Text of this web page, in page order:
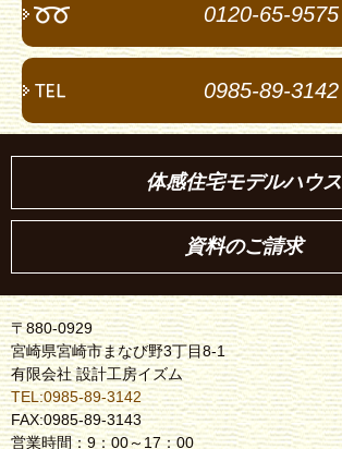
0120-65-9575
0985-89-3142
体感住宅モデルハウス
資料のご請求
〒880-0929
宮崎県宮崎市まなび野3丁目8-1
有限会社 設計工房イズム
TEL:0985-89-3142
FAX:0985-89-3143
営業時間：9：00～17：00